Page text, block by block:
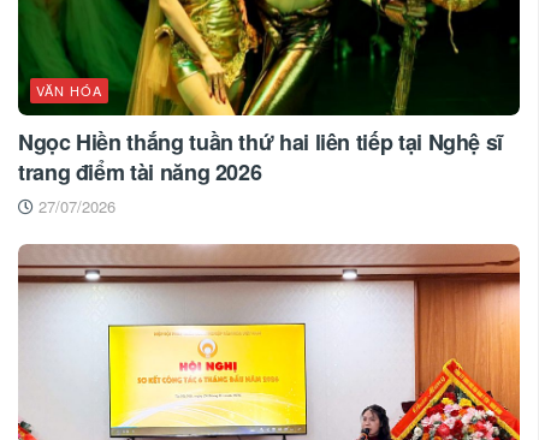
VĂN HÓA
Ngọc Hiền thắng tuần thứ hai liên tiếp tại Nghệ sĩ
trang điểm tài năng 2026
27/07/2026